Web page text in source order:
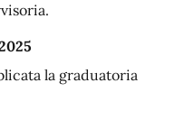
la graduatoria